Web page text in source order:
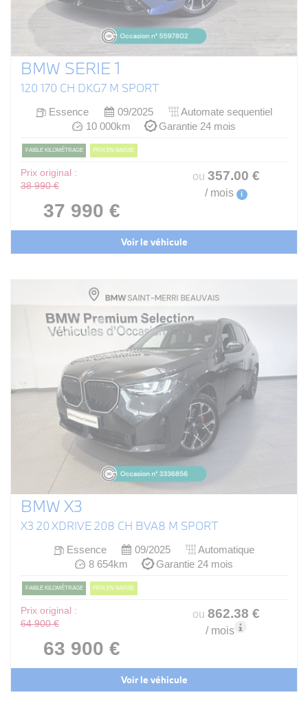
BMW SERIE 1
120 170 CH DKG7 M SPORT
Essence 09/2025
Automate sequentiel
10 000km
Garantie 24 mois
FAIBLE KILOMÉTRAGE PRIX EN BAISSE
Prix original :
38 990 €
37 990 €
ou 357.00 €
/ mois i
Voir le véhicule
BMW X3
X3 20 XDRIVE 208 CH BVA8 M SPORT
Essence 09/2025
Automatique
8 654km
Garantie 24 mois
FAIBLE KILOMÉTRAGE PRIX EN BAISSE
Prix original :
64 900 €
63 900 €
ou 862.38 €
/ mois
Voir le véhicule